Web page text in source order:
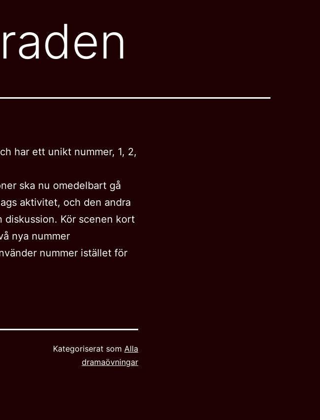
har ett unikt nummer, 1, 2,
ska nu omedelbart gå
aktivitet, och den andra
diskussion. Kör scenen kort
nya nummer
nummer istället för
Kategoriserat som Alla
dramaövningar